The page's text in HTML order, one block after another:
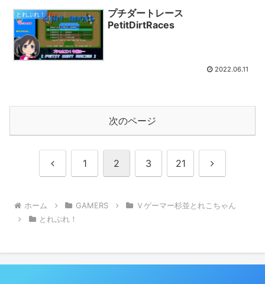
とれぷれ！
プチダートレース
PetitDirtRaces
2022.06.11
次のページ
前 1 2 3 21 次
ホーム GAMERS
Ｖゲーマー杉並とれこちゃん
とれぷれ！